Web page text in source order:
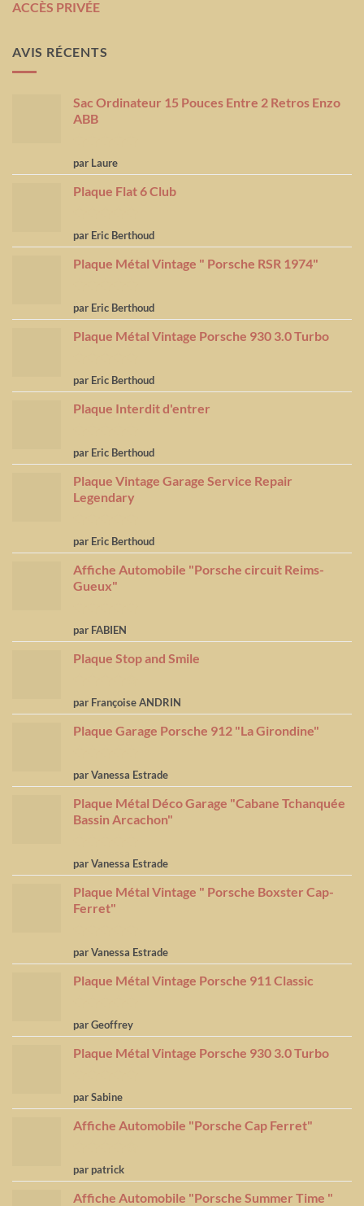
ACCÈS PRIVÉE
AVIS RÉCENTS
Sac Ordinateur 15 Pouces Entre 2 Retros Enzo
ABB
Note5sur
5
par Laure
Plaque Flat 6 Club
Note5 sur
5
par Eric Berthoud
Plaque Métal Vintage " Porsche RSR 1974"
Note5 sur
5
par Eric Berthoud
Plaque Métal Vintage Porsche 930 3.0 Turbo
Note5 sur
5
par Eric Berthoud
Plaque Interdit d'entrer
Note5 sur
5
par Eric Berthoud
Plaque Vintage Garage Service Repair
Legendary
Note5 sur
5
par Eric Berthoud
Affiche Automobile "Porsche circuit Reims-
Gueux"
Note5sur
5
par FABIEN
Plaque Stop and Smile
Note4
sur 5
par Françoise ANDRIN
Plaque Garage Porsche 912 "La Girondine"
Note5sur
5
par Vanessa Estrade
Plaque Métal Déco Garage "Cabane Tchanquée
Bassin Arcachon"
Note5sur
5
par Vanessa Estrade
Plaque Métal Vintage " Porsche Boxster Cap-
Ferret"
Note5sur
5
par Vanessa Estrade
Plaque Métal Vintage Porsche 911 Classic
Note5sur
5
par Geoffrey
Plaque Métal Vintage Porsche 930 3.0 Turbo
Note5sur
5
par Sabine
Affiche Automobile "Porsche Cap Ferret"
Note4
sur 5
par patrick
Affiche Automobile "Porsche Summer Time "